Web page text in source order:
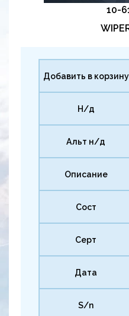
10-
Добавить в корзину
Н/д
Альт н/д
Описание
Сост
Серт
Дата
S/n